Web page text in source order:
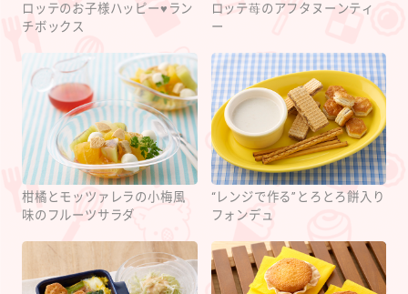
ロッテのお子様ハッピー♥ラン
チボックス
ロッテ苺のアフタヌーンティ
ー
柑橘とモッツァレラの小梅風
味のフルーツサラダ
“レンジで作る”とろとろ餅入り
フォンデュ